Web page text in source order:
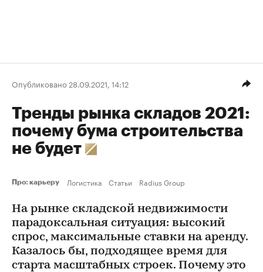
Опубликовано 28.09.2021, 14:12
Тренды рынка складов 2021:
почему бума строительства
не будет
Про: карьеру Логистика Статьи Radius Group
На рынке складской недвижимости
парадоксальная ситуация: высокий
спрос, максимальные ставки на аренду.
Казалось бы, подходящее время для
старта масштабных строек. Почему это